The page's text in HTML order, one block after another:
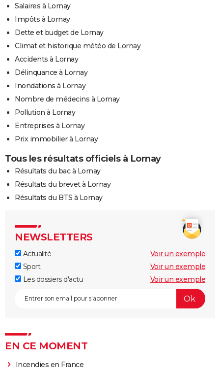
Salaires à Lornay
Impôts à Lornay
Dette et budget de Lornay
Climat et historique météo de Lornay
Accidents à Lornay
Délinquance à Lornay
Inondations à Lornay
Nombre de médecins à Lornay
Pollution à Lornay
Entreprises à Lornay
Prix immobilier à Lornay
Tous les résultats officiels à Lornay
Résultats du bac à Lornay
Résultats du brevet à Lornay
Résultats du BTS à Lornay
NEWSLETTERS
Actualité
Voir un exemple
Sport
Voir un exemple
Les dossiers d'actu
Voir un exemple
EN CE MOMENT
Incendies en France